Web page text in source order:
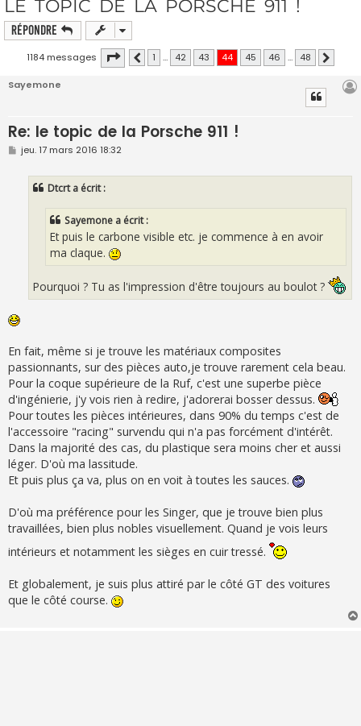
LE TOPIC DE LA PORSCHE 911 !
Répondre
1184 messages Page 44 sur48
Précédente
1 … 42 43 44 45 46 … 48
Sayemone
Re: le topic de la Porsche 911 !
M
e
jeu. 17 mars 2016 18:32
Dtcrt a écrit :
Sayemone a écrit :
Et puis le carbone visible etc. je commence à en avoir
ma claque.
Pourquoi ? Tu as l'impression d'être toujours au boulot ?
En fait, même si je trouve les matériaux composites
passionnants, sur des pièces auto,je trouve rarement cela beau.
Pour la coque supérieure de la Ruf, c'est une superbe pièce
d'ingénierie, j'y vois rien à redire, j'adorerai bosser dessus.
Pour toutes les pièces intérieures, dans 90% du temps c'est de
l'accessoire "racing" survendu qui n'a pas forcément d'intérêt.
Dans la majorité des cas, du plastique sera moins cher et aussi
léger. D'où ma lassitude.
Et puis plus ça va, plus on en voit à toutes les sauces.
D'où ma préférence pour les Singer, que je trouve bien plus
travaillées, bien plus nobles visuellement. Quand je vois leurs
intérieurs et notamment les sièges en cuir tressé.
Et globalement, je suis plus attiré par le côté GT des voitures
que le côté course.